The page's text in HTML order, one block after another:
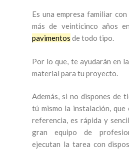
Es una empresa familiar
más de veinticinco años
pavimentos de todo tipo.
Por lo que, te ayudarán en
material para tu proyecto.
Además, si no dispones de
tú mismo la instalación, que
referencia, es rápida y
gran equipo de
ejecutan la tarea con